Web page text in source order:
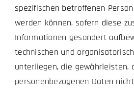
spezifischen betroffenen
werden können, sofern diese
Informationen gesondert
technischen und
unterliegen, die gewährleisten,
personenbezogenen Daten